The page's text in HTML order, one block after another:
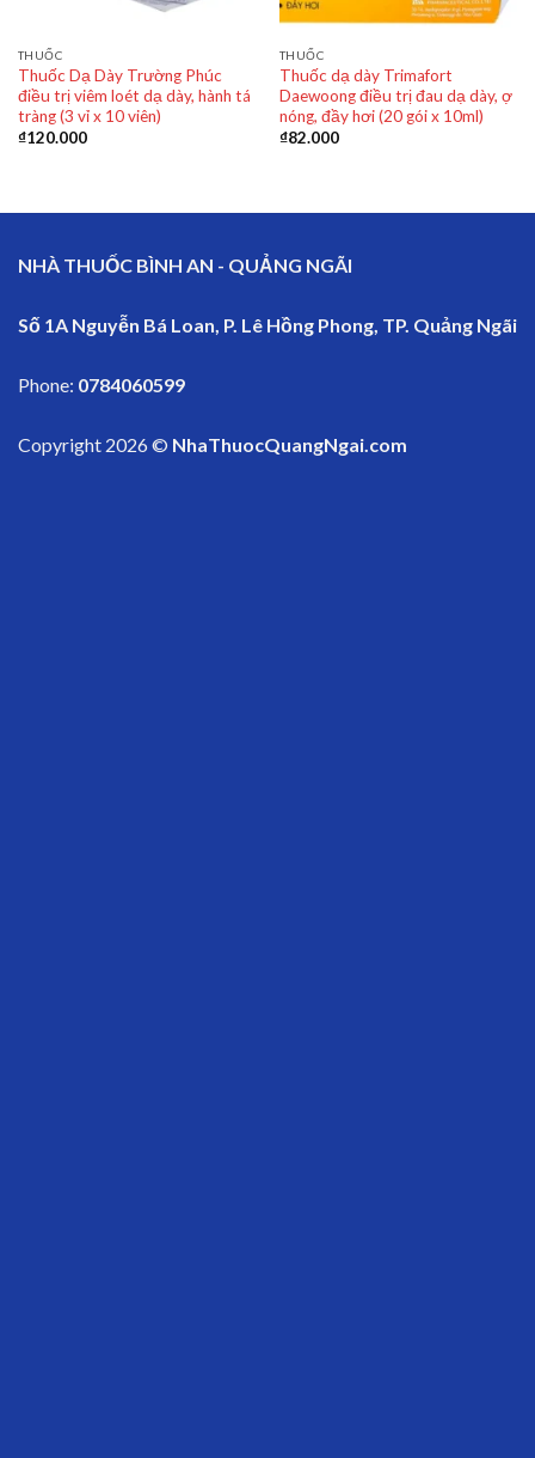
THUỐC
Thuốc Dạ Dày Trường Phúc
điều trị viêm loét dạ dày, hành tá
tràng (3 vỉ x 10 viên)
₫120.000
THUỐC
Thuốc dạ dày Trimafort
Daewoong điều trị đau dạ dày, ợ
nóng, đầy hơi (20 gói x 10ml)
₫82.000
NHÀ THUỐC BÌNH AN - QUẢNG NGÃI
Số 1A Nguyễn Bá Loan, P. Lê Hồng Phong, TP. Quảng Ngãi
Phone: 0784060599
Copyright 2026 © NhaThuocQuangNgai.com